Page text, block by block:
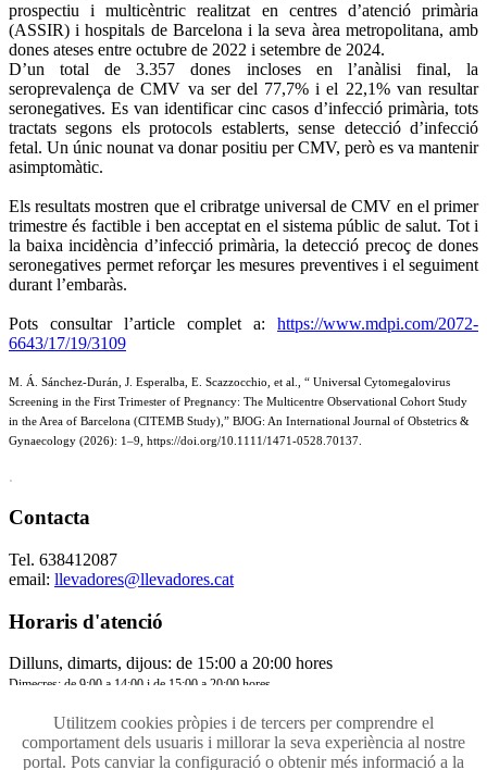
prospectiu i multicèntric realitzat en centres d’atenció primària
(ASSIR) i hospitals de Barcelona i la seva àrea metropolitana, amb
dones ateses entre octubre de 2022 i setembre de 2024.
D’un total de 3.357 dones incloses en l’anàlisi final, la
seroprevalença de CMV va ser del 77,7% i el 22,1% van resultar
seronegatives. Es van identificar cinc casos d’infecció primària, tots
tractats segons els protocols establerts, sense detecció d’infecció
fetal. Un únic nounat va donar positiu per CMV, però es va mantenir
asimptomàtic.
Els resultats mostren que el cribratge universal de CMV en el primer
trimestre és factible i ben acceptat en el sistema públic de salut. Tot i
la baixa incidència d’infecció primària, la detecció precoç de dones
seronegatives permet reforçar les mesures preventives i el seguiment
durant l’embaràs.
Pots consultar l’article complet a: https://www.mdpi.com/2072-
6643/17/19/3109
M. Á. Sánchez-Durán, J. Esperalba, E. Scazzocchio, et al., “ Universal Cytomegalovirus
Screening in the First Trimester of Pregnancy: The Multicentre Observational Cohort Study
in the Area of Barcelona (CITEMB Study),” BJOG: An International Journal of Obstetrics &
Gynaecology (2026): 1–9, https://doi.org/10.1111/1471-0528.70137.
.
Contacta
Tel. 638412087
email: llevadores@llevadores.cat
Horaris d'atenció
Dilluns, dimarts, dijous: de 15:00 a 20:00 hores
Dimecres: de 9:00 a 14:00 i de 15:00 a 20:00 hores
Contacta'ns
Política de cookies
Utilitzem cookies pròpies i de tercers per comprendre el
comportament dels usuaris i millorar la seva experiència al nostre
portal. Pots canviar la configuració o obtenir més informació a la